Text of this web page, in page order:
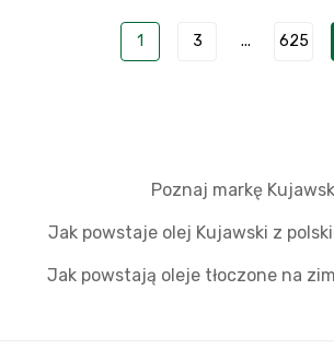
1 3 ... 625
Poznaj markę
Jak powstaje olej Kujawski z
Jak powstają oleje tłoczone na